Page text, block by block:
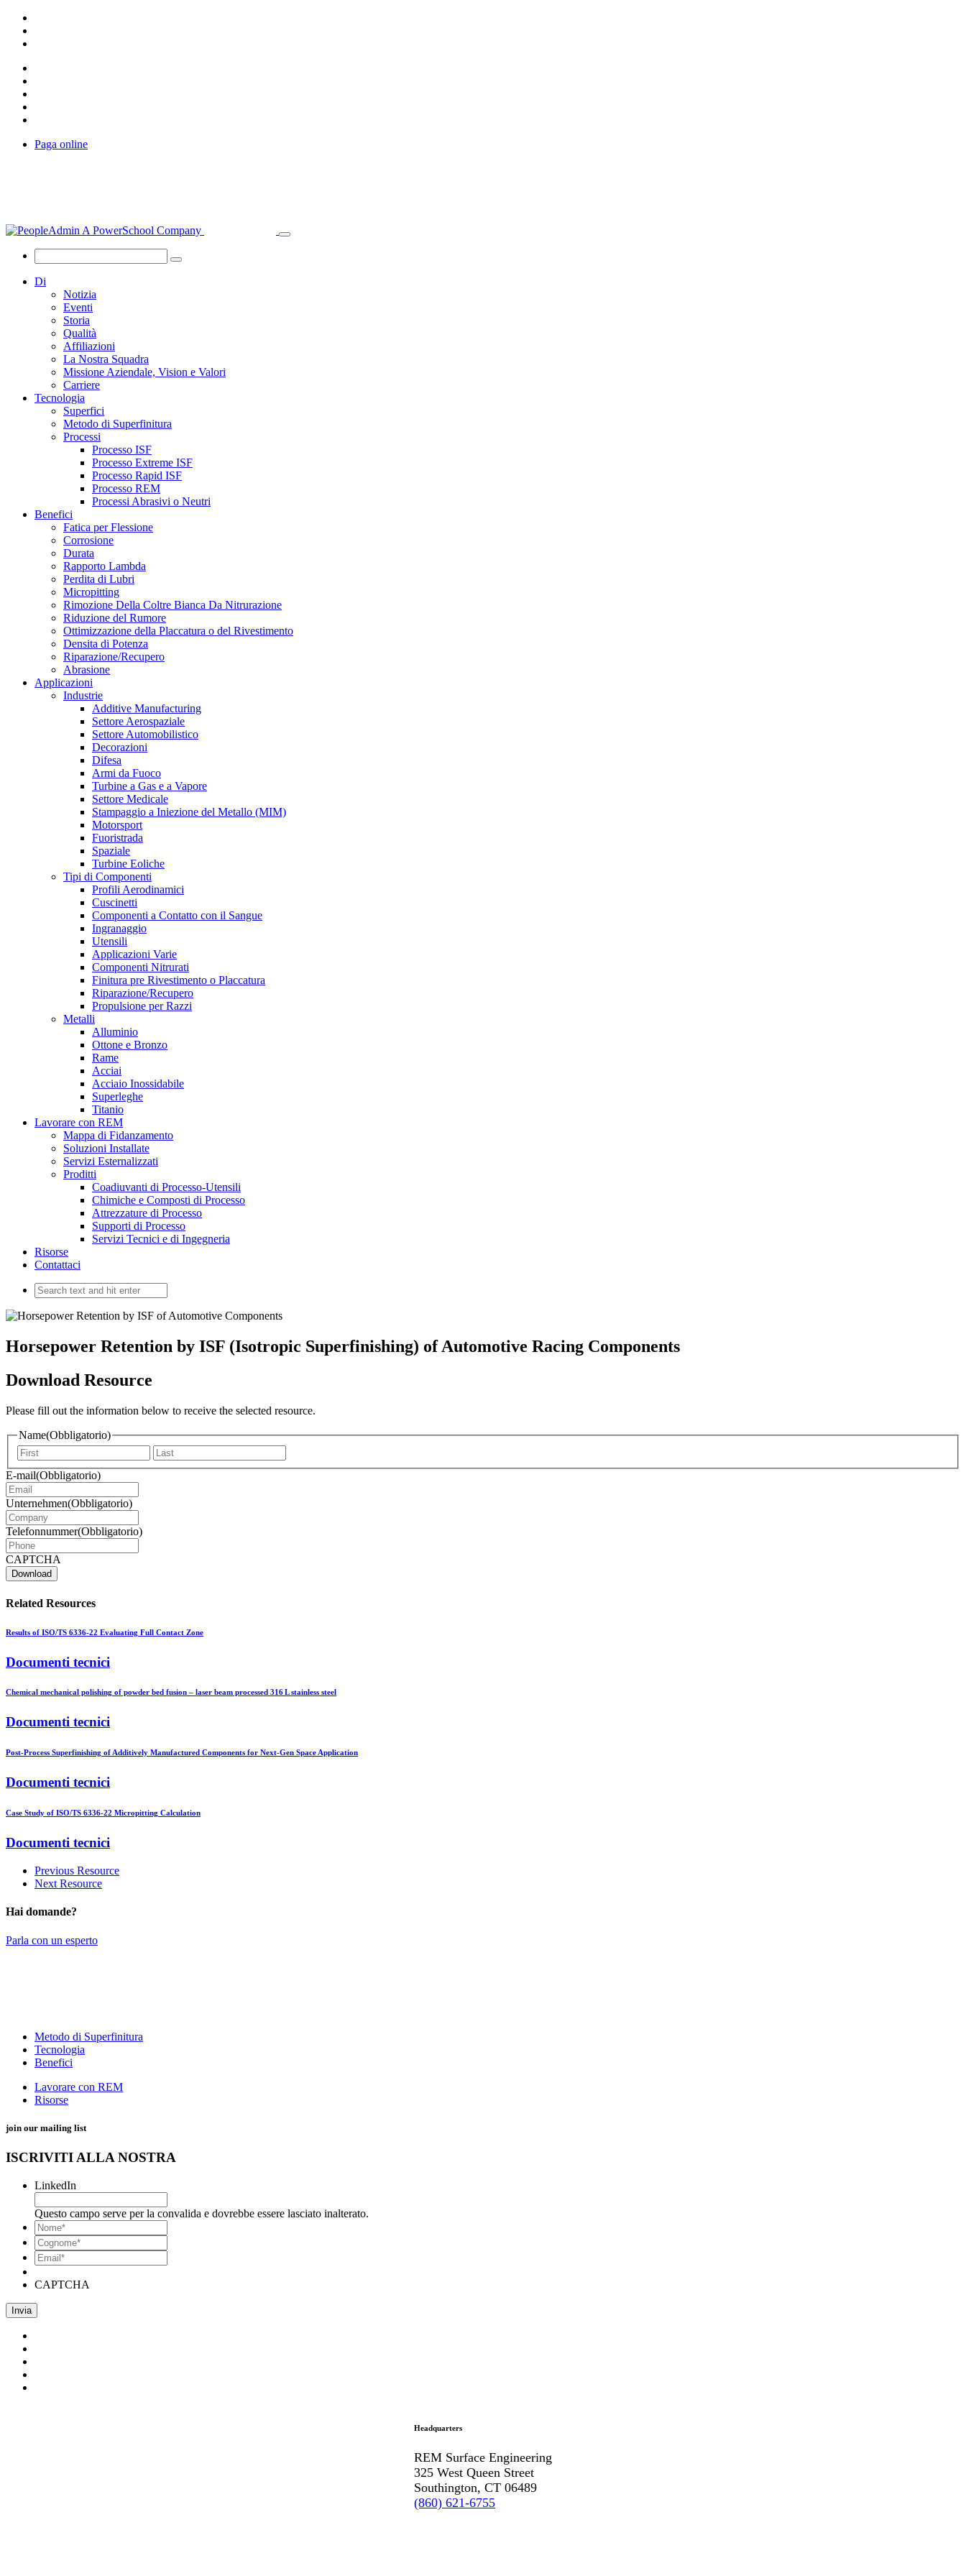
Paga online
Di
Notizia
Eventi
Storia
Qualità
Affiliazioni
La Nostra Squadra
Missione Aziendale, Vision e Valori
Carriere
Tecnologia
Superfici
Metodo di Superfinitura
Processi
Processo ISF
Processo Extreme ISF
Processo Rapid ISF
Processo REM
Processi Abrasivi o Neutri
Benefici
Fatica per Flessione
Corrosione
Durata
Rapporto Lambda
Perdita di Lubri
Micropitting
Rimozione Della Coltre Bianca Da Nitrurazione
Riduzione del Rumore
Ottimizzazione della Placcatura o del Rivestimento
Densita di Potenza
Riparazione/Recupero
Abrasione
Applicazioni
Industrie
Additive Manufacturing
Settore Aerospaziale
Settore Automobilistico
Decorazioni
Difesa
Armi da Fuoco
Turbine a Gas e a Vapore
Settore Medicale
Stampaggio a Iniezione del Metallo (MIM)
Motorsport
Fuoristrada
Spaziale
Turbine Eoliche
Tipi di Componenti
Profili Aerodinamici
Cuscinetti
Componenti a Contatto con il Sangue
Ingranaggio
Utensili
Applicazioni Varie
Componenti Nitrurati
Finitura pre Rivestimento o Placcatura
Riparazione/Recupero
Propulsione per Razzi
Metalli
Alluminio
Ottone e Bronzo
Rame
Acciai
Acciaio Inossidabile
Superleghe
Titanio
Lavorare con REM
Mappa di Fidanzamento
Soluzioni Installate
Servizi Esternalizzati
Proditti
Coadiuvanti di Processo-Utensili
Chimiche e Composti di Processo
Attrezzature di Processo
Supporti di Processo
Servizi Tecnici e di Ingegneria
Risorse
Contattaci
Horsepower Retention by ISF (Isotropic Superfinishing) of Automotive Racing Components
Download Resource
Please fill out the information below to receive the selected resource.
Name(Obbligatorio)
Vorname
E-mail(Obbligatorio)
Unternehmen(Obbligatorio)
Telefonnummer(Obbligatorio)
CAPTCHA
Related Resources
Results of ISO/TS 6336-22 Evaluating Full Contact Zone
Documenti tecnici
Chemical mechanical polishing of powder bed fusion – laser beam processed 316 L stainless steel
Documenti tecnici
Post-Process Superfinishing of Additively Manufactured Components for Next-Gen Space Application
Documenti tecnici
Case Study of ISO/TS 6336-22 Micropitting Calculation
Documenti tecnici
Previous Resource
Next Resource
Hai domande?
Parla con un esperto
Metodo di Superfinitura
Tecnologia
Benefici
Lavorare con REM
Risorse
join our mailing list
ISCRIVITI ALLA NOSTRA
LinkedIn
Questo campo serve per la convalida e dovrebbe essere lasciato inalterato.
*
*
Email*
CAPTCHA
Headquarters
REM Surface Engineering
325 West Queen Street
Southington, CT 06489
(860) 621-6755